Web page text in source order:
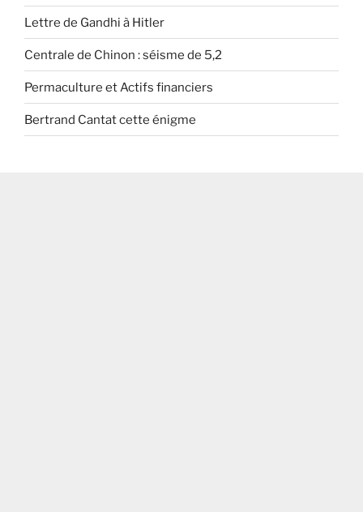
Lettre de Gandhi à Hitler
Centrale de Chinon : séisme de 5,2
Permaculture et Actifs financiers
Bertrand Cantat cette énigme